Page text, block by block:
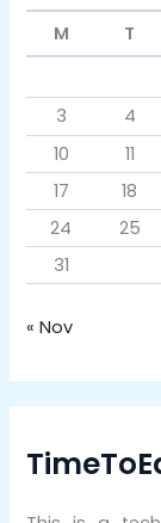
M
T
3
4
10
11
17
18
24
25
31
« Nov